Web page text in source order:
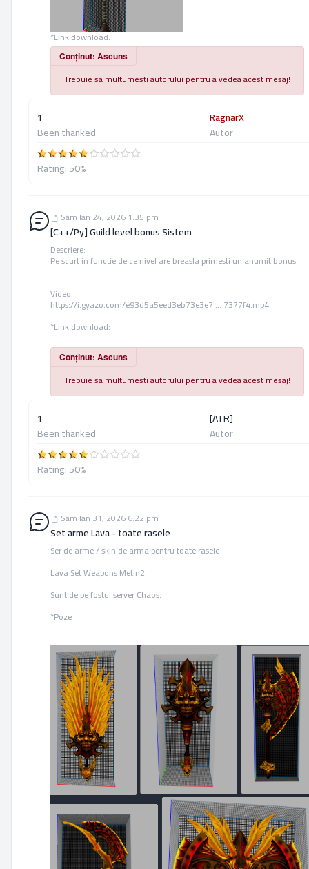
*Link download:
Conținut: Ascuns
Trebuie sa multumesti autorului pentru a vedea acest mesaj!
1
Been thanked
RagnarX
Autor
Rating: 50%
Sâm Ian 24, 2026 1:35 pm
[C++/Py] Guild level bonus Sistem
Descriere:
Pe scurt in functie de ce nivel are breasla primesti un anumit bonus
Video:
https://i.gyazo.com/e93d5a5eed3eb73e3e7 ... 7377f4.mp4
*Link download:
Conținut: Ascuns
Trebuie sa multumesti autorului pentru a vedea acest mesaj!
1
Been thanked
[ATR]
Autor
Rating: 50%
Sâm Ian 31, 2026 6:22 pm
Set arme Lava - toate rasele
Ser de arme / skin de arma pentru toate rasele
Lava Set Weapons Metin2
Sunt de pe fostul server Chaos.
*Poze